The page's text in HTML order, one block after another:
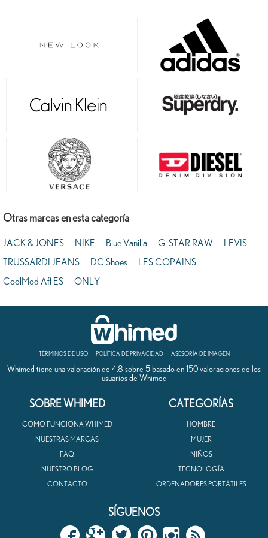
Otras marcas en esta categoría
JACK & JONES NIKE Blue Vanilla G-STAR RAW
LEVIS
TRUSSARDI JEANS
DC Shoes
LES COPAINS
CoolMod Aff ES
ONLY
TÉRMINOS DE USO POLÍTICA DE PRIVACIDAD ASESORÍA DE IMAGEN
Whimed tiene una valoración de 4.8 sobre 5 basado en 150 valoraciones de los
usuarios de Whimed
SOBRE WHIMED
CÓMO FUNCIONA WHIMED
NUESTRAS MARCAS
FAQ
NUESTRO BLOG
CONTACTO
CATEGORÍAS
HOMBRE
MUJER
NIÑOS
TECNOLOGÍA
ORDENADORES PORTÁTILES
SÍGUENOS